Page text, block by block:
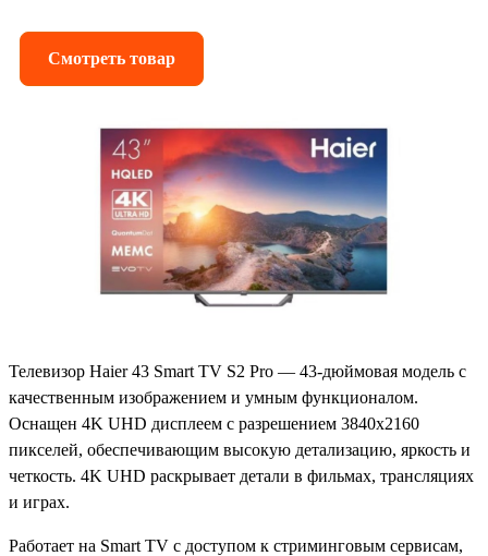
Смотреть товар
Телевизор Haier 43 Smart TV S2 Pro — 43-дюймовая модель с
качественным изображением и умным функционалом.
Оснащен 4K UHD дисплеем с разрешением 3840x2160
пикселей, обеспечивающим высокую детализацию, яркость и
четкость. 4K UHD раскрывает детали в фильмах, трансляциях
и играх.
Работает на Smart TV с доступом к стриминговым сервисам,